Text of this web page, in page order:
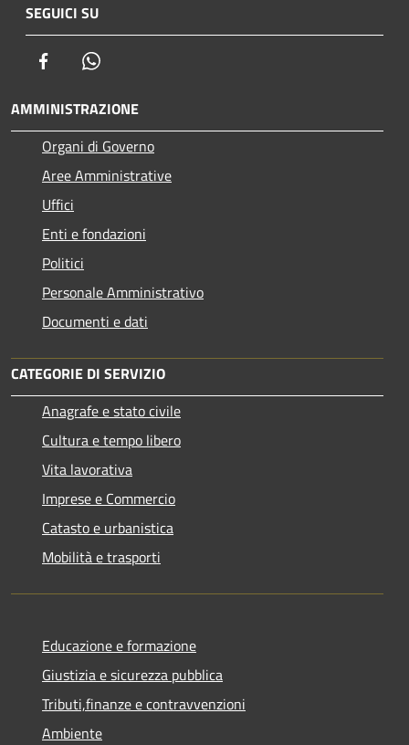
SEGUICI SU
Facebook
AMMINISTRAZIONE
Organi di Governo
Aree Amministrative
Uffici
Enti e fondazioni
Politici
Personale Amministrativo
Documenti e dati
CATEGORIE DI SERVIZIO
Anagrafe e stato civile
Cultura e tempo libero
Vita lavorativa
Imprese e Commercio
Catasto e urbanistica
Mobilità e trasporti
Educazione e formazione
Giustizia e sicurezza pubblica
Tributi,finanze e contravvenzioni
Ambiente